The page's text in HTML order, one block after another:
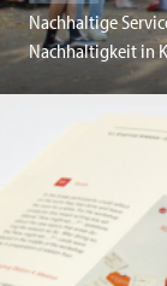
Nachhaltige
Nachhaltigkeit in